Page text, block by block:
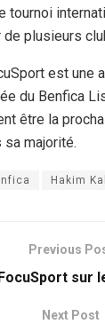
tournoi
plusieurs
est une
du Benfica
être la
sa majorité.
Hakim
Previous
sur
Next Post